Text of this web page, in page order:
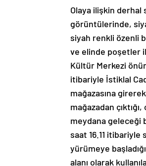
Olaya ilişkin derhal
görüntülerinde,
siyah renkli özenli
ve elinde poşetler
Kültür Merkezi
itibariyle İstiklal
mağazasına
mağazadan
meydana geleceği
saat 16.11 itibariyle
yürümeye
alanı olarak